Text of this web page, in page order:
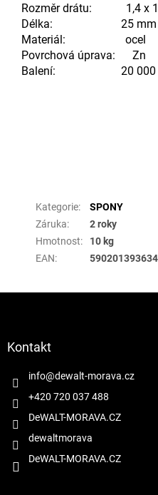
Rozměr drátu: 1,4 x
Délka: 25 mm
Materiál: ocel
Povrchová úprava: Zn
Balení: 20 000
Kategorie:
SPONY
Záruka:
2 roky
Hmotnost:
10 kg
EAN:
Kontakt
info@dewalt-morava.cz
+420 720 037 488
DeWALT-MORAVA.CZ
dewaltmorava
DeWALT-MORAVA.CZ